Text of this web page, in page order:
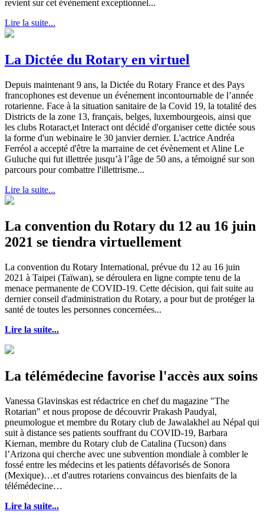
revient sur cet évènement exceptionnel...
Lire la suite...
La Dictée du Rotary en virtuel
Depuis maintenant 9 ans, la Dictée du Rotary France et des Pays
francophones est devenue un événement incontournable de l’année
rotarienne. Face à la situation sanitaire de la Covid 19, la totalité des
Districts de la zone 13, français, belges, luxembourgeois, ainsi que
les clubs Rotaract,et Interact ont décidé d'organiser cette dictée sous
la forme d'un webinaire le 30 janvier dernier. L'actrice Andréa
Ferréol a accepté d'être la marraine de cet évènement et Aline Le
Guluche qui fut illettrée jusqu’à l’âge de 50 ans, a témoigné sur son
parcours pour combattre l'illettrisme...
Lire la suite...
La convention du Rotary du 12 au 16 juin
2021 se tiendra virtuellement
La convention du Rotary International, prévue du 12 au 16 juin
2021 à Taipei (Taïwan), se déroulera en ligne compte tenu de la
menace permanente de COVID-19. Cette décision, qui fait suite au
dernier conseil d'administration du Rotary, a pour but de protéger la
santé de toutes les personnes concernées...
Lire la suite...
La télémédecine favorise l'accès aux soins
Vanessa Glavinskas est rédactrice en chef du magazine "The
Rotarian" et nous propose de découvrir Prakash Paudyal,
pneumologue et membre du Rotary club de Jawalakhel au Népal qui
suit à distance ses patients souffrant du COVID-19, Barbara
Kiernan, membre du Rotary club de Catalina (Tucson) dans
l’Arizona qui cherche avec une subvention mondiale à combler le
fossé entre les médecins et les patients défavorisés de Sonora
(Mexique)…et d'autres rotariens convaincus des bienfaits de la
télémédecine…
Lire la suite...